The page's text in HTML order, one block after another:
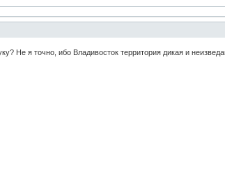
Не я точно, ибо Владивосток территория дикая и